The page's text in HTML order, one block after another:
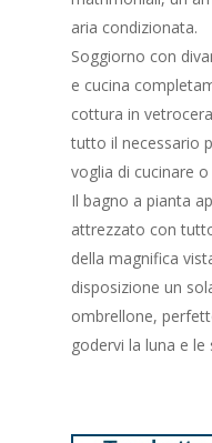
aria condizionata.
Soggiorno con
e cucina
cottura in
tutto il necessario
voglia di cucinare
Il bagno a pianta
attrezzato con
della magnifica
disposizione un
ombrellone,
godervi la luna e le